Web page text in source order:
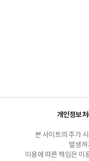
개인정보
본 사이트의 주가
발생
이용에 따른 책임은 이